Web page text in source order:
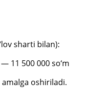
sharti bilan):
11 500 000 so‘m
oshiriladi.